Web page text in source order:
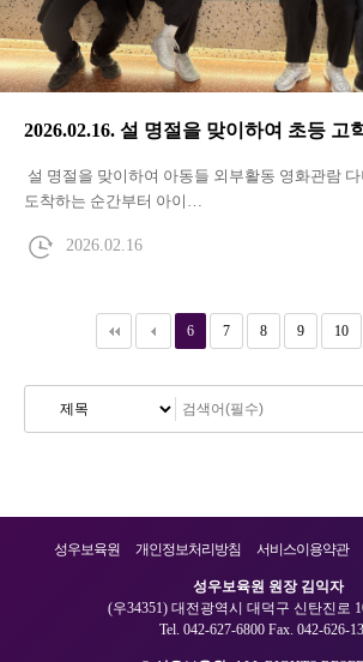
2026.02.16. 설 명절을 맞이하여 초등 고
설 명절을 맞이하여 아동들 외부활동 영화관람
도착하는 순간부터 아이…
2026.02.16
6 7 8 9 10
성우보육원 개인정보처리방침 서비스이용약관
성우보육원 원장 김익자
(우34351) 대전광역시 대덕구 신탄진로
Tel. 042-627-6800 Fax. 042-626-